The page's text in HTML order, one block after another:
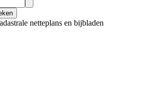
netteplans en bijbladen